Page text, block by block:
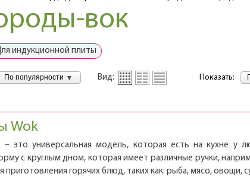
вок
индукционной плиты
По популярности Вид: Показать:
Wok
это универсальная модель, которая есть на кухне у
с круглым дном, которая имеет различные ручки,
приготовления горячих блюд, таких как: рыба, мясо,